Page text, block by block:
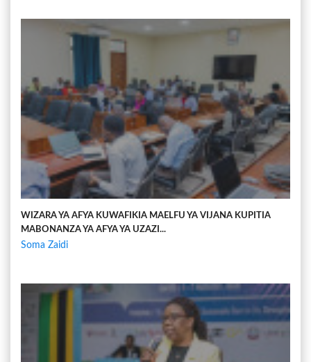
WIZARA YA AFYA KUWAFIKIA MAELFU YA VIJANA KUPITIA
MABONANZA YA AFYA YA UZAZI...
Soma Zaidi